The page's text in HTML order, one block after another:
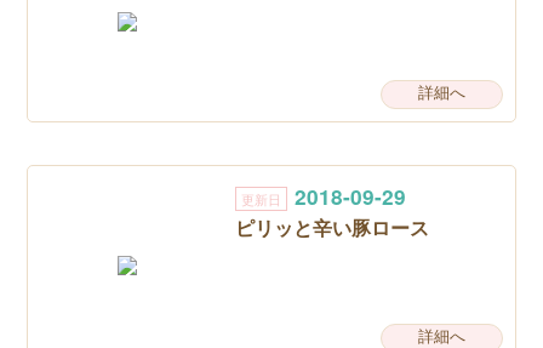
詳細へ
更新日 2018-09-29
ピリッと辛い豚ロース
詳細へ